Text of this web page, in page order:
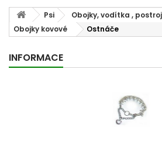
Psi Obojky, vodítka ,
Obojky kovové
Ostnáče
INFORMACE